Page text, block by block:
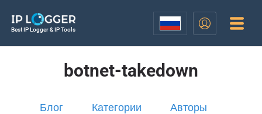
Best IP Logger & IP Tools
botnet-takedown
Блог Категории Авторы